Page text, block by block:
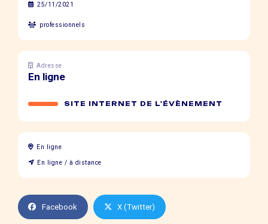
25/11/2021
professionnels
Adresse
En ligne
SITE INTERNET DE L'ÉVÈNEMENT
En ligne
En ligne / à distance
Facebook X (Twitter)